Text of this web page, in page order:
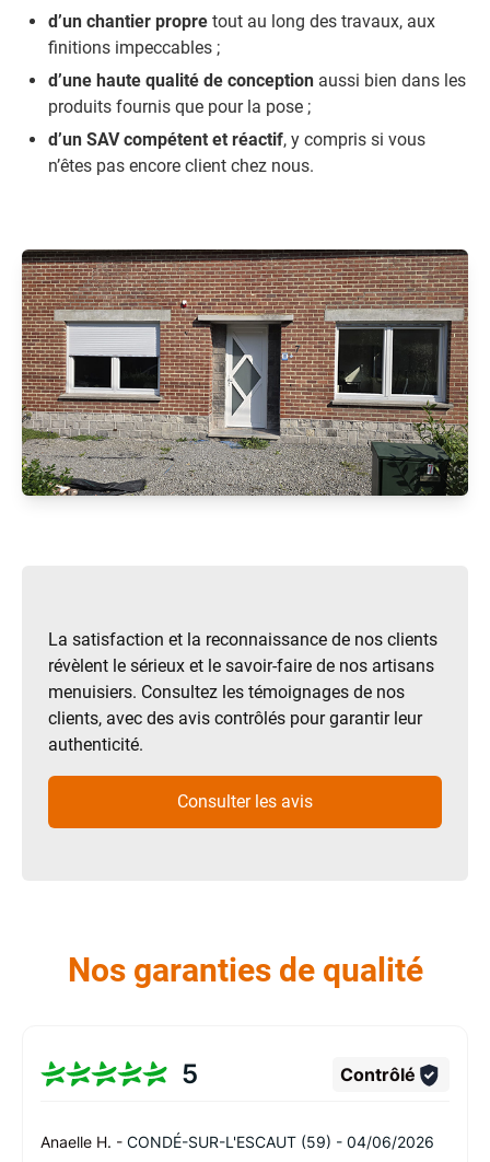
d’un chantier propre tout au long des travaux, aux
finitions impeccables ;
d’une haute qualité de conception aussi bien dans les
produits fournis que pour la pose ;
d’un SAV compétent et réactif, y compris si vous
n’êtes pas encore client chez nous.
La satisfaction et la reconnaissance de nos clients
révèlent le sérieux et le savoir-faire de nos artisans
menuisiers. Consultez les témoignages de nos
clients, avec des avis contrôlés pour garantir leur
authenticité.
Consulter les avis
Nos garanties de qualité
5 Contrôlé
Anaelle H. - CONDÉ-SUR-L'ESCAUT (59) - 04/06/2026